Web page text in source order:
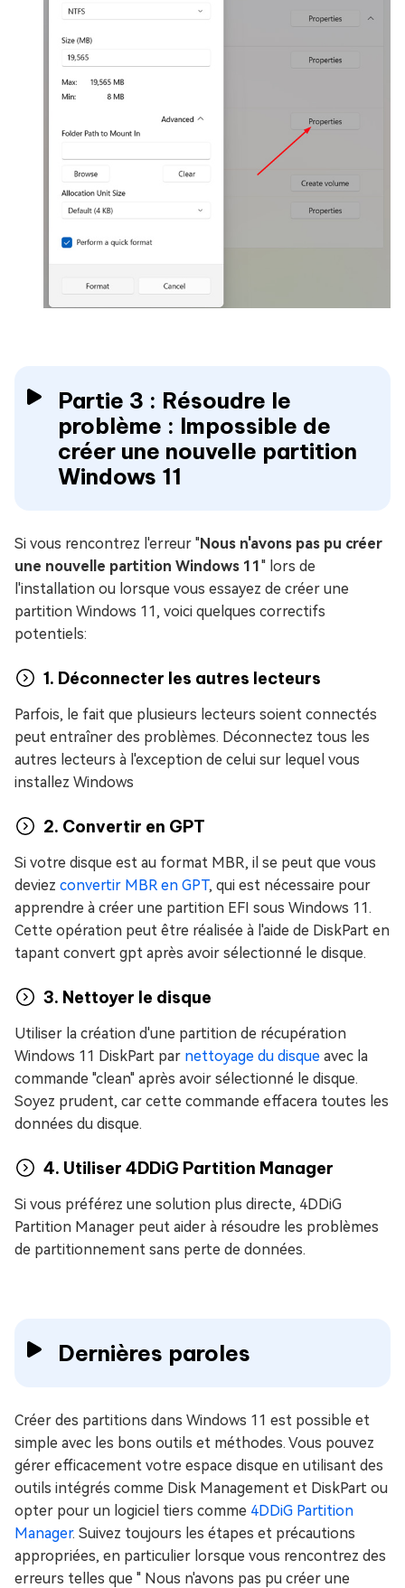
Partie 3 : Résoudre le
problème : Impossible de
créer une nouvelle partition
Windows 11
Si vous rencontrez l'erreur "Nous n'avons pas pu créer
une nouvelle partition Windows 11 " lors de
l'installation ou lorsque vous essayez de créer une
partition Windows 11, voici quelques correctifs
potentiels:
1. Déconnecter les autres lecteurs
Parfois, le fait que plusieurs lecteurs soient connectés
peut entraîner des problèmes. Déconnectez tous les
autres lecteurs à l'exception de celui sur lequel vous
installez Windows
2. Convertir en GPT
Si votre disque est au format MBR, il se peut que vous
deviez convertir MBR en GPT, qui est nécessaire pour
apprendre à créer une partition EFI sous Windows 11.
Cette opération peut être réalisée à l'aide de DiskPart en
tapant convert gpt après avoir sélectionné le disque.
3. Nettoyer le disque
Utiliser la création d'une partition de récupération
Windows 11 DiskPart par nettoyage du disque avec la
commande "clean" après avoir sélectionné le disque.
Soyez prudent, car cette commande effacera toutes les
données du disque.
4. Utiliser 4DDiG Partition Manager
Si vous préférez une solution plus directe, 4DDiG
Partition Manager peut aider à résoudre les problèmes
de partitionnement sans perte de données.
Dernières paroles
Créer des partitions dans Windows 11 est possible et
simple avec les bons outils et méthodes. Vous pouvez
gérer efficacement votre espace disque en utilisant des
outils intégrés comme Disk Management et DiskPart ou
opter pour un logiciel tiers comme 4DDiG Partition
Manager. Suivez toujours les étapes et précautions
appropriées, en particulier lorsque vous rencontrez des
erreurs telles que " Nous n'avons pas pu créer une